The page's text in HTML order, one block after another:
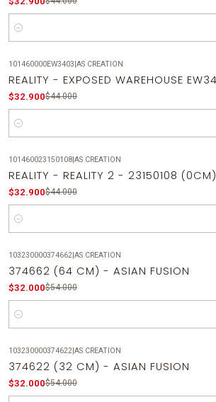
Cantidad
101460000EW3403|AS CREATION
REALITY - EXPOSED WAREHOUSE
$32.900$44.000
Cantidad
101460023150108|AS CREATION
REALITY - REALITY 2 - 23150108 (0CM)
$32.900$44.000
Cantidad
-41% OFF
103230000374662|AS CREATION
374662 (64 CM) - ASIAN FUSION
$32.000$54.000
Cantidad
-41% OFF
103230000374622|AS CREATION
374622 (32 CM) - ASIAN FUSION
$32.000$54.000